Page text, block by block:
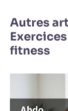
Autres
fitness